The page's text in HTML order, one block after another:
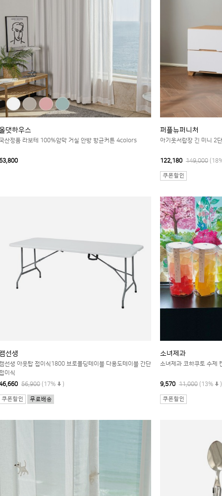
댓하우스
산정품 라보테 100%암막 거실 안방 항균커튼 4colors
퍼플뉴퍼니처
아기옷서랍장 긴 미니 2
122,180 149,000
선생
선생 아웃탑 접이식1800 브로몰딩테이블 다용도테이블 간단
이식
56,900 (17% )
소녀제과
소녀제과 코하쿠토 수제
9,570 11,000 (13% )